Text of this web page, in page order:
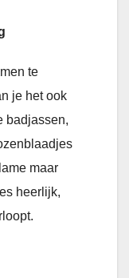
te
je het ook
badjassen,
maar
heerlijk,